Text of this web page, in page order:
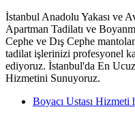
İstanbul Anadolu Yakası ve
Apartman Tadilatı ve
Cephe ve Dış Cephe
tadilat işlerinizi profesyonel
ediyoruz. İstanbul'da En
Hizmetini Sunuyoruz.
Boyacı Ustası Hizmeti